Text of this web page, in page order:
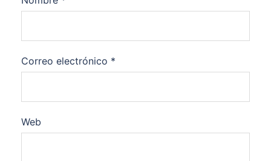
Correo electrónico *
Web